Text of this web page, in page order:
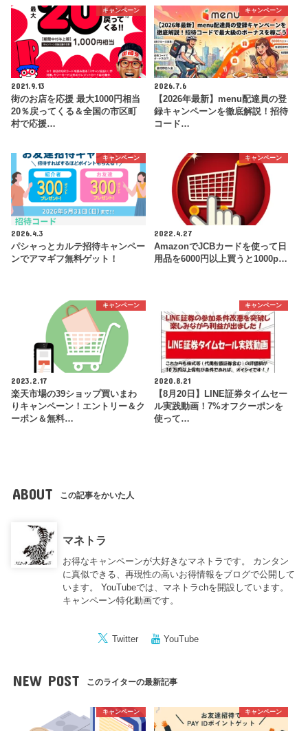
キャンペーン
2021.9.13
街のお店を応援 最大1000円相当
20％戻ってくる＆全国の市区町
村で応援…
キャンペーン
2026.7.6
【2026年最新】menu配達員の登
録キャンペーンを徹底解説！招待
コード…
キャンペーン
2026.4.3
パシャっとカルテ招待キャンペー
ンでアマギフ無料ゲット！
キャンペーン
2022.4.27
AmazonでJCBカードを使って日
用品を6000円以上買うと1000p…
キャンペーン
2023.2.17
楽天市場の39ショップ買いまわ
りキャンペーン！エントリー＆ク
ーポン＆無料…
キャンペーン
2020.8.21
【8月20日】LINE証券タイムセー
ル実践動画！7%オフクーポンを
使って…
ABOUT この記事をかいた人
マネトラ
お得なキャンペーンが大好きなマネトラです。 カンタン
に真似できる、再現性の高いお得情報をブログで公開して
います。 YouTubeでは、マネトラchを開設しています。
キャンペーン特化動画です。
Twitter YouTube
NEW POST このライターの最新記事
キャンペーン キャンペーン